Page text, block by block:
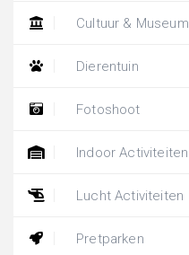
Cultuur & Museum
Dierentuin
Fotoshoot
Indoor Activiteiten
Lucht Activiteiten
Pretparken